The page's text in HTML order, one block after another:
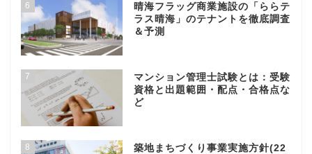
6
晴海フラッグ商業施設の「ららテ
ラス晴海」のテナントを徹底調査
＆予測
7
マンション管理士試験とは：受験
資格と出題範囲・配点・合格点な
ど
8
築地まちづくり事業実施方針(22